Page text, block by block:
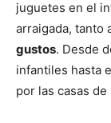
juguetes en el
arraigada, tanto
gustos. Desde
infantiles hasta
por las casas